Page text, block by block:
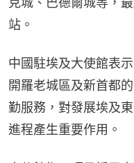
站。
中國駐埃及大使館表
開羅老城區及新首都
勤服務，對發展埃及
進程產生重要作用。